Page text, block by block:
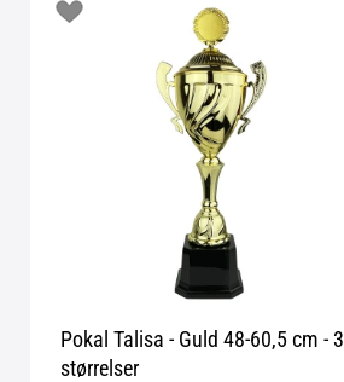
Pokal Talisa - Guld 48-60,5 cm - 3
størrelser